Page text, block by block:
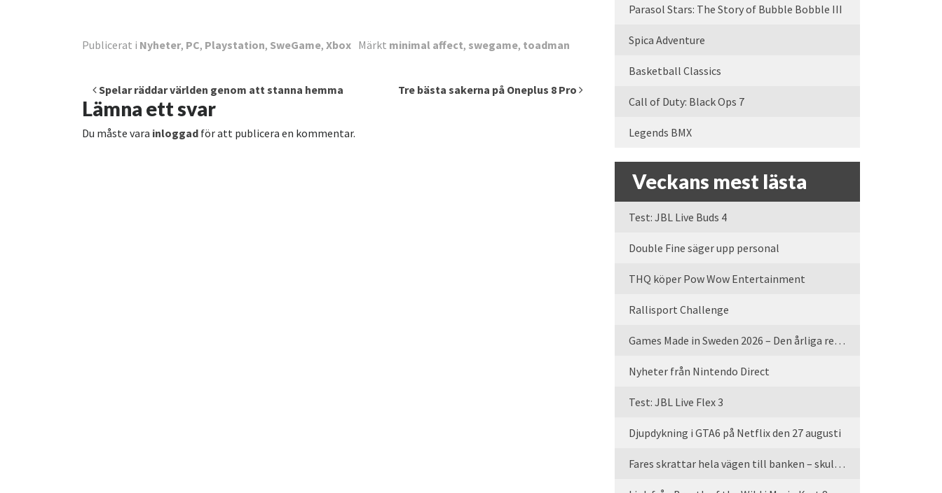
Publicerat i Nyheter, PC, Playstation, SweGame, Xbox Märkt minimal affect, swegame, toadman
Inläggsnavigering
Spelar räddar världen genom att stanna hemma Tre bästa sakerna på Oneplus 8 Pro
Lämna ett svar
Du måste vara inloggad för att publicera en kommentar.
Parasol Stars: The Story of Bubble Bobble III
Spica Adventure
Basketball Classics
Call of Duty: Black Ops 7
Legends BMX
Veckans mest lästa
Test: JBL Live Buds 4
Double Fine säger upp personal
THQ köper Pow Wow Entertainment
Rallisport Challenge
Games Made in Sweden 2026 – Den årliga rean är tillbaka
Nyheter från Nintendo Direct
Test: JBL Live Flex 3
Djupdykning i GTA6 på Netflix den 27 augusti
Fares skrattar hela vägen till banken – skulle vi tro